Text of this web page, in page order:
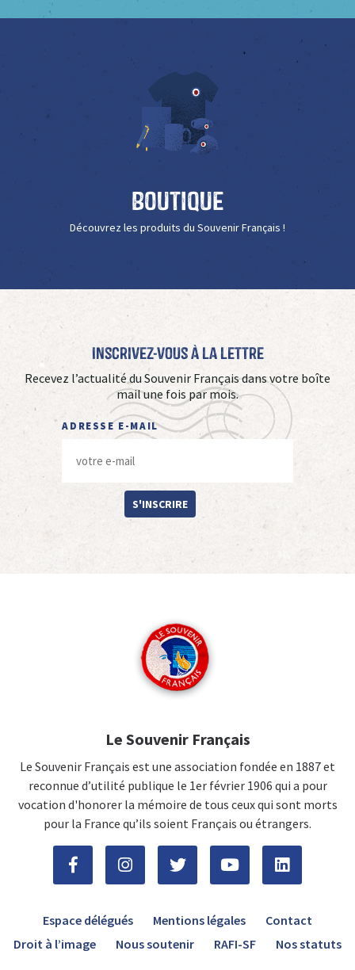
Boutique
Découvrez les produits du Souvenir Français !
Inscrivez-vous à La Lettre
Recevez l’actualité du Souvenir Français dans votre boîte
mail une fois par mois.
ADRESSE E-MAIL
S'INSCRIRE
Le Souvenir Français
Le Souvenir Français est une association fondée en 1887 et
reconnue d’utilité publique le 1er février 1906 qui a pour
vocation d'honorer la mémoire de tous ceux qui sont morts
pour la France qu’ils soient Français ou étrangers.
Espace délégués Mentions légales
Contact
Droit à l’image
Nous soutenir RAFI-SF Nos statuts